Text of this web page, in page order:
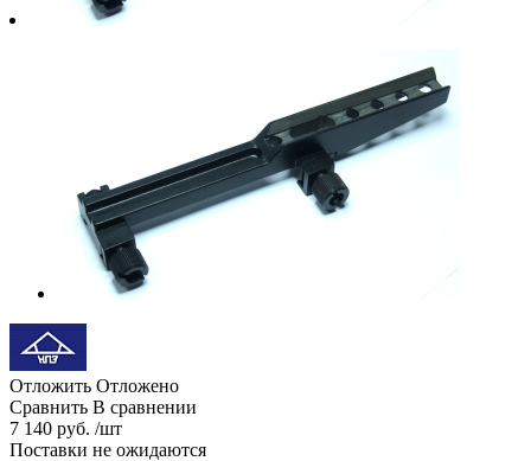
Отложить Отложено
Сравнить В сравнении
7 140 руб. /шт
Поставки не ожидаются